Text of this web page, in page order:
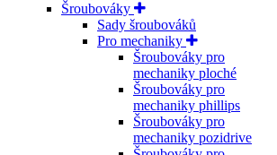
Šroubováky
Sady šroubováků
Pro mechaniky
Šroubováky pro
mechaniky ploché
Šroubováky pro
mechaniky phillips
Šroubováky pro
mechaniky pozidrive